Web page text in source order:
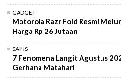
GADGET
Motorola Razr Fold Resmi
Harga Rp 26 Jutaan
SAINS
7 Fenomena Langit Agustus
Gerhana Matahari